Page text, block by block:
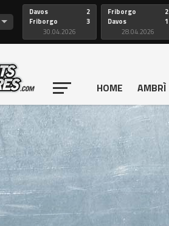
Davos
Friborgo
2
3
30.04.2026
Friborgo
Davos
2
1
28.04.2026
HOME AMBRÌ